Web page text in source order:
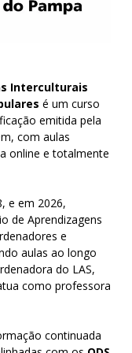
Interculturais
é um curso
emitida pela
com aulas
online e totalmente
e em 2026,
de Aprendizagens
e
aulas ao longo
do LAS,
como professora
continuada